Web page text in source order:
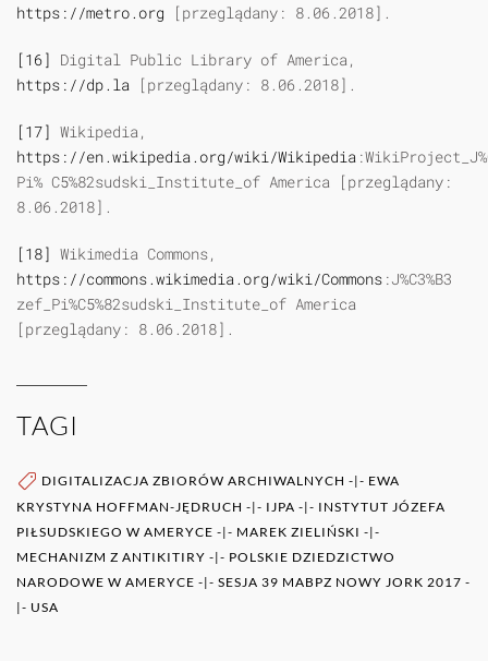
https://metro.org [przeglądany: 8.06.2018].
[16] Digital Public Library of America,
https://dp.la [przeglądany: 8.06.2018].
[17] Wikipedia,
https://en.wikipedia.org/wiki/Wikipedia
Pi% C5%82sudski_Institute_of America [przeglądany:
8.06.2018].
[18] Wikimedia Commons,
https://commons.wikimedia.org/wiki/Commons :J%C3%B3
zef_Pi%C5%82sudski_Institute_of America
[przeglądany: 8.06.2018].
TAGI
DIGITALIZACJA ZBIORÓW ARCHIWALNYCH -|- EWA
KRYSTYNA HOFFMAN-JĘDRUCH -|- IJPA -|- INSTYTUT JÓZEFA
PIŁSUDSKIEGO W AMERYCE -|- MAREK ZIELIŃSKI -|-
MECHANIZM Z ANTIKITIRY -|- POLSKIE DZIEDZICTWO
NARODOWE W AMERYCE -|- SESJA 39 MABPZ NOWY JORK 2017 -
|- USA